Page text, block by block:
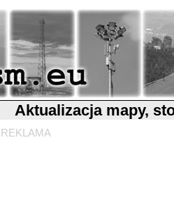
Aktualizacja mapy,
REKLAMA